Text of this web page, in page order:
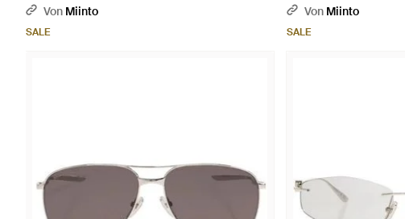
Von Miinto
SALE
Von Miinto
SALE